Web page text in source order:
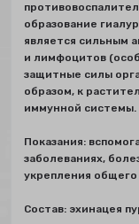
образование
является сильным
и лимфоцитов
защитные силы
образом, к
иммунной системы.
Показания:
заболеваниях,
укрепления
Состав: эхинацея